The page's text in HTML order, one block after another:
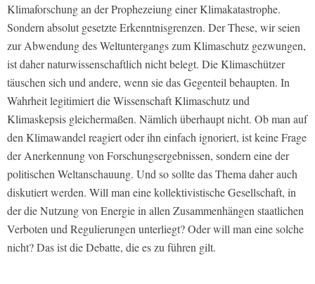
Klimaforschung an der Prophezeiung einer Klimakatastrophe.
Sondern absolut gesetzte Erkenntnisgrenzen. Der These, wir seien
zur Abwendung des Weltuntergangs zum Klimaschutz gezwungen,
ist daher naturwissenschaftlich nicht belegt. Die Klimaschützer
täuschen sich und andere, wenn sie das Gegenteil behaupten. In
Wahrheit legitimiert die Wissenschaft Klimaschutz und
Klimaskepsis gleichermaßen. Nämlich überhaupt nicht. Ob man auf
den Klimawandel reagiert oder ihn einfach ignoriert, ist keine Frage
der Anerkennung von Forschungsergebnissen, sondern eine der
politischen Weltanschauung. Und so sollte das Thema daher auch
diskutiert werden. Will man eine kollektivistische Gesellschaft, in
der die Nutzung von Energie in allen Zusammenhängen staatlichen
Verboten und Regulierungen unterliegt? Oder will man eine solche
nicht? Das ist die Debatte, die es zu führen gilt.